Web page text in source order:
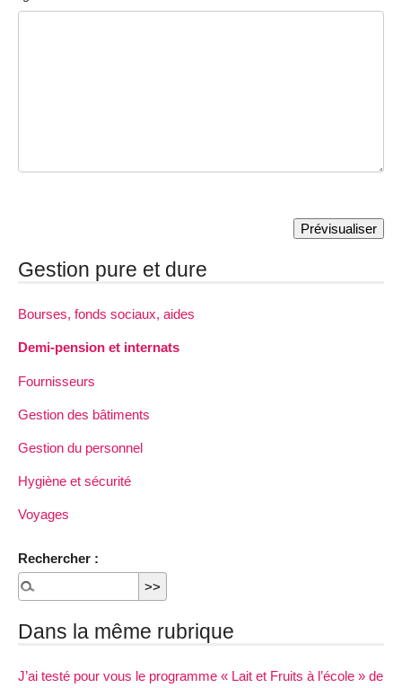
Gestion pure et dure
Bourses, fonds sociaux, aides
Demi-pension et internats
Fournisseurs
Gestion des bâtiments
Gestion du personnel
Hygiène et sécurité
Voyages
Rechercher :
Dans la même rubrique
J’ai testé pour vous le programme « Lait et Fruits à l’école » de